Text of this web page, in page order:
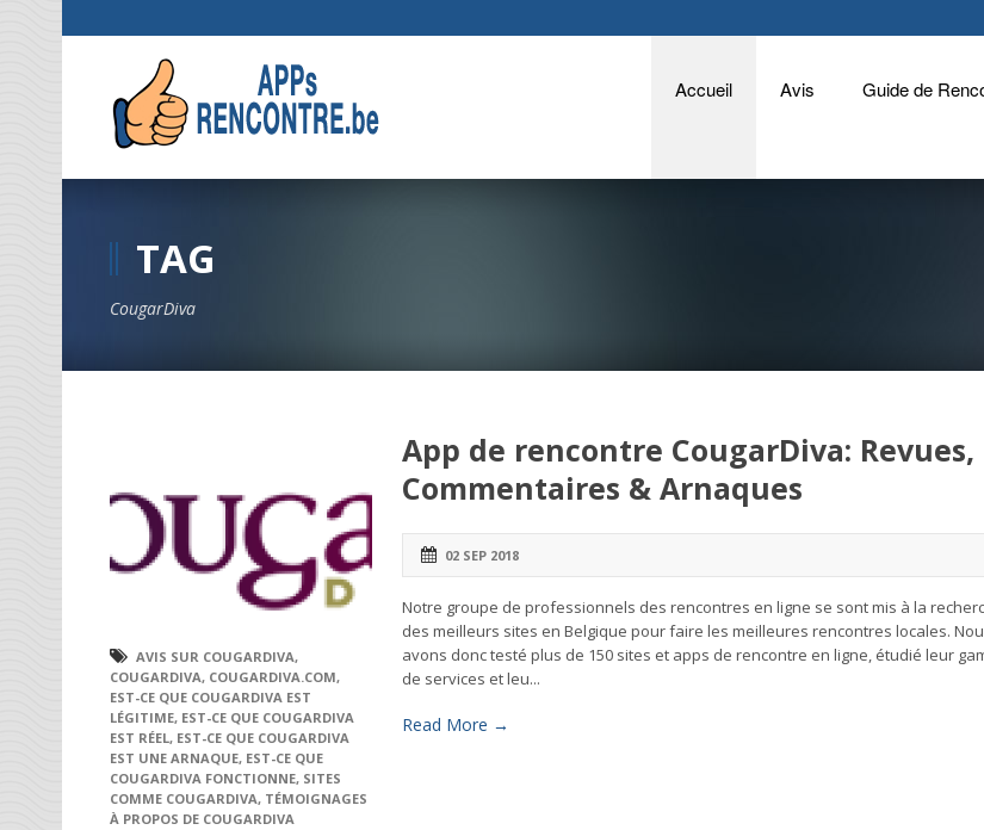
Accueil Avis Guide de
TAG
CougarDiva
AVIS SUR COUGARDIVA,
COUGARDIVA, COUGARDIVA.COM,
EST-CE QUE COUGARDIVA EST
LÉGITIME, EST-CE QUE COUGARDIVA
EST RÉEL, EST-CE QUE COUGARDIVA
EST UNE ARNAQUE, EST-CE QUE
COUGARDIVA FONCTIONNE, SITES
COMME COUGARDIVA, TÉMOIGNAGES
À PROPOS DE COUGARDIVA
App de rencontre CougarDiva: Revues,
Commentaires & Arnaques
02 SEP 2018
Notre groupe de professionnels des rencontres en ligne se sont mis à la
des meilleurs sites en Belgique pour faire les meilleures rencontres locales.
avons donc testé plus de 150 sites et apps de rencontre en ligne, étudié leur
de services et leu...
Read More →